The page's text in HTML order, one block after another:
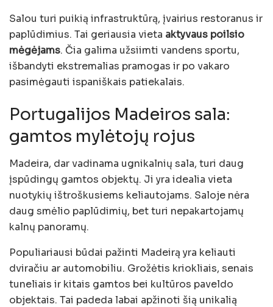
Salou turi puikią infrastruktūrą, įvairius restoranus ir
paplūdimius. Tai geriausia vieta aktyvaus poilsio
mėgėjams. Čia galima užsiimti vandens sportu,
išbandyti ekstremalias pramogas ir po vakaro
pasimėgauti ispaniškais patiekalais.
Portugalijos Madeiros sala:
gamtos mylėtojų rojus
Madeira, dar vadinama ugnikalnių sala, turi daug
įspūdingų gamtos objektų. Ji yra idealia vieta
nuotykių ištroškusiems keliautojams. Saloje nėra
daug smėlio paplūdimių, bet turi nepakartojamų
kalnų panoramų.
Populiariausi būdai pažinti Madeirą yra keliauti
dviračiu ar automobiliu. Grožėtis kriokliais, senais
tuneliais ir kitais gamtos bei kultūros paveldo
objektais. Tai padeda labai apžinoti šią unikalią